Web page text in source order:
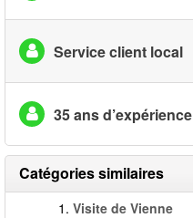
Service client local
35 ans d’expérience
Catégories similaires
1. Visite de Vienne